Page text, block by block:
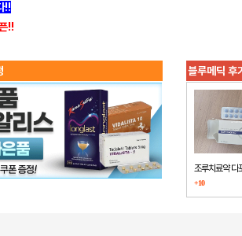
!!
!!
블루메딕
조루치료약 다
했습니다
+10